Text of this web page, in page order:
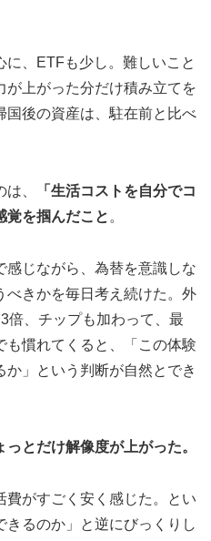
、ETFも少し。難しいこと
が上がった分だけ積み立てを
国後の資産は、駐在前と比べ
、
「生活コストを自分でコ
覚を掴んだこと 。
感じながら、為替を意識しな
べきかを毎日考え続けた。外
倍、チップも加わって、最
慣れてくると、「この体験
」という判断が自然とでき
とだけ解像度が上がった。
費がすごく安く感じた。とい
きるのか」と逆にびっくりし